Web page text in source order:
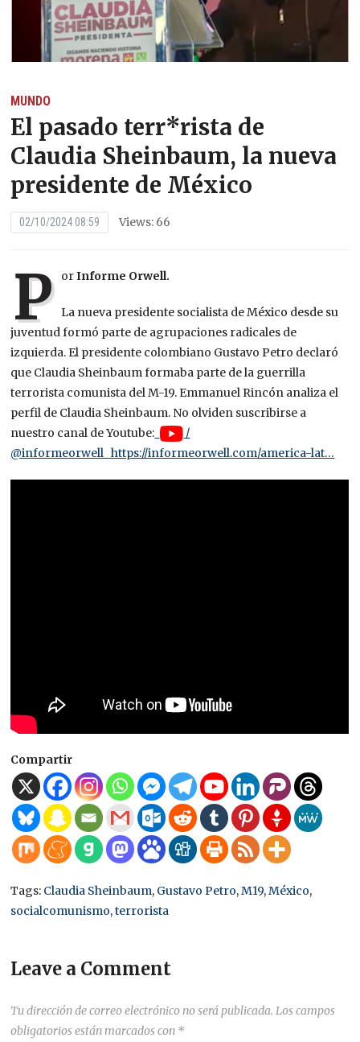
MUNDO
El pasado terr*rista de
Claudia Sheinbaum, la nueva
presidente de México
02/10/2024 08:59 Views: 66
P orInforme Orwell.
La nueva presidente socialista de México desde su
juventud formó parte de agrupaciones radicales de
izquierda. El presidente colombiano Gustavo Petro declaró
que Claudia Sheinbaum formaba parte de la guerrilla
terrorista comunista del M-19. Emmanuel Rincón analiza el
perfil de Claudia Sheinbaum. No olviden suscribirse a
nuestro canal de Youtube:
/
@informeorwell https://informeorwell.com/america-lat…
Compartir
Tags: Claudia Sheinbaum, Gustavo Petro,M19,México,
socialcomunismo,terrorista
Leave a Comment
Tu dirección de correo electrónico no será publicada. Los campos
obligatorios están marcados con *